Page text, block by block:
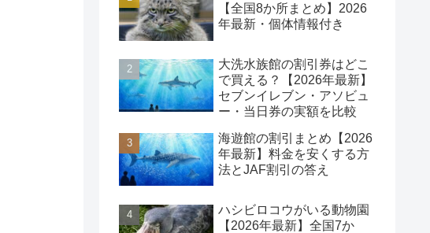
【全国8か所まとめ】2026
年最新・個体情報付き
大洗水族館の割引券はどこ
で買える？【2026年最新】
セブンイレブン・アソビュ
ー・当日券の実額を比較
海遊館の割引まとめ【2026
年最新】料金を安くする方
法とJAF割引の答え
ハシビロコウがいる動物園
【2026年最新】全国7か